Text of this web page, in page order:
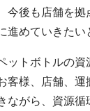
今後も店舗を
進めていきたい
ットボトルの
客様、店舗、運
ながら、資源